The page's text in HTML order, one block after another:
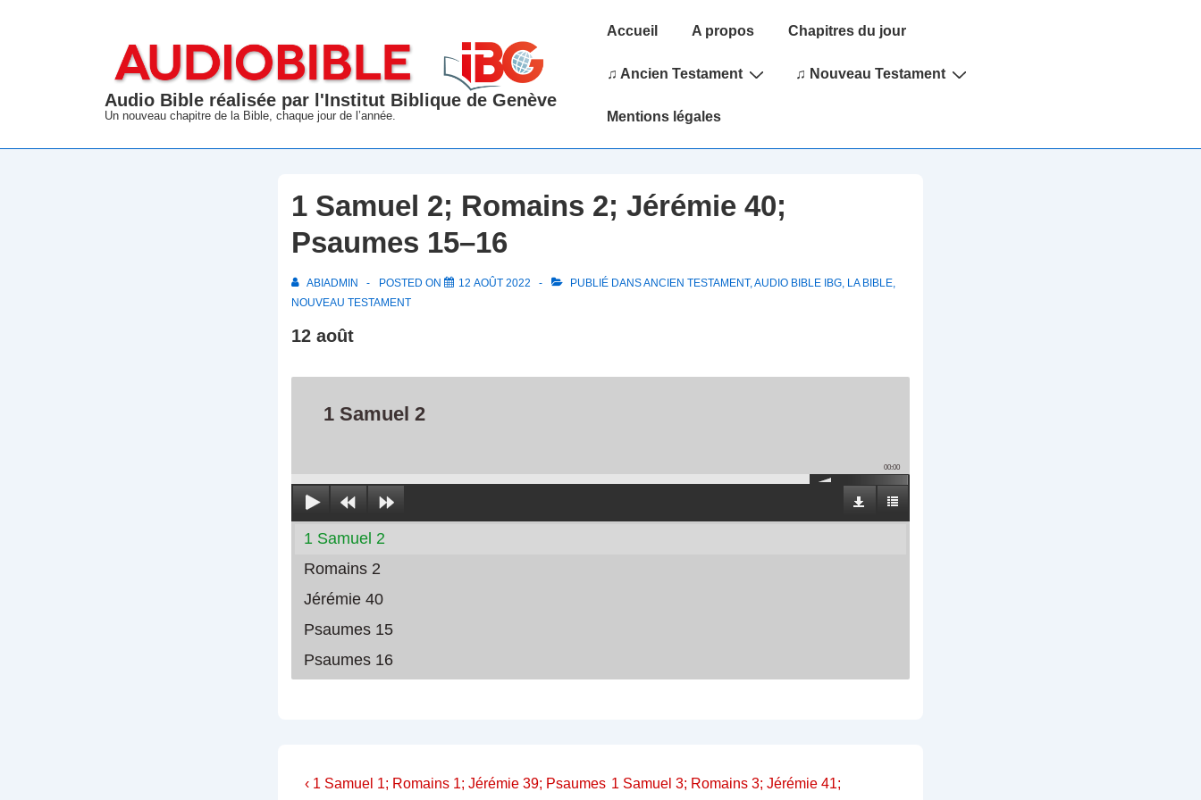
Audio Bible réalisée par l'Institut Biblique de Genève
Un nouveau chapitre de la Bible, chaque jour de l’année.
Main
Accueil A propos Chapitres du jour
♫ Ancien Testament ♫ Nouveau Testament
Mentions légales
1 Samuel 2; Romains 2; Jérémie 40;
Psaumes 15–16
ABIADMIN POSTED ON 12 AOÛT 2022 PUBLIÉ DANSANCIEN TESTAMENT,AUDIO BIBLE IBG, LA BIBLE,
NOUVEAU TESTAMENT
12 août
1 Samuel 2
00:00
1 Samuel 2
Romains 2
Jérémie 40
Psaumes 15
Psaumes 16
Navigation
Previous
‹ 1 Samuel 1; Romains 1; Jérémie 39; Psaumes Next
1 Samuel 3; Romains 3; Jérémie 41;